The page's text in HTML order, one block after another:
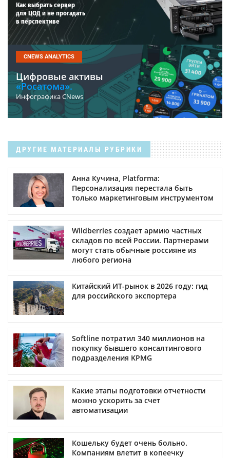
Как выбрать сервер
для ЦОД и не прогадать
в перспективе
CNEWS ANALYTICS
Цифровые активы
«Росатома».
Инфографика CNews
ДРУГИЕ МАТЕРИАЛЫ РУБРИКИ
Анна Кучина, Platforma:
Персонализация перестала быть
только маркетинговым инструментом
Wildberries создает армию частных
складов по всей России. Партнерами
могут стать обычные россияне из
любого региона
Китайский ИТ-рынок в 2026 году: гид
для российского экспортера
Softline потратил 340 миллионов на
покупку бывшего консалтингового
подразделения KPMG
Какие этапы подготовки отчетности
можно ускорить за счет
автоматизации
Кошельку будет очень больно.
Компаниям влетит в копеечку